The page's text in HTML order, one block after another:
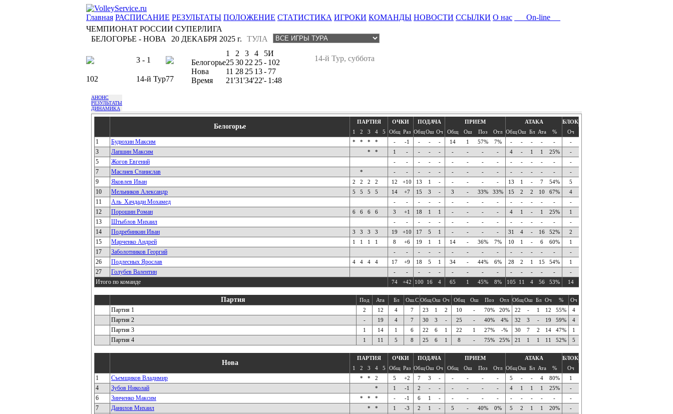
Главная РАСПИСАНИЕ РЕЗУЛЬТАТЫ ПОЛОЖЕНИЕ СТАТИСТИКА ИГРОКИ КОМАНДЫ НОВОСТИ ССЫЛКИ О нас
On-line
ЧЕМПИОНАТ РОССИИ СУПЕРЛИГА
БЕЛОГОРЬЕ - НОВА
ТУЛА
20 ДЕКАБРЯ 2025 г.
3 - 1
102 14-й Тур77
14-й Тур, суббота
1 2 3 4 5И
Белогорье2530 22 25- 102
Нова
11 28 25 13- 77
Время
21'31'34'22'- 1:48
АНОНС
РЕЗУЛЬТАТЫ
ДИНАМИКА
Белогорье
ПАРТИЯ ОЧКИ ПОДАЧА ПРИЕМ АТАКА
БЛОК
1
2 3 4 5 Общ Раз ОбщОш Оч Общ Ош Поз Отл ОбщОш Бл Ата % Оч
1 Будюхин Максим * * * * - -1 - - - 14 1 57% 7% - - - - - -
3 Лапшин Максим * * 1 - - - - - - - - 4 - 1 1 25% -
5 Жогов Евгений - - - - - - - - - - - - - - -
7 Маслиев Станислав * - - - - - - - - - - - - - - -
9 Яковлев Иван 2 2 2 2 12 +10 13 1 - - - - - 13 1 - 7 54% 5
10 Мельников Александр 5 5 5 5 14 +7 15 3 - 3 - 33% 33% 15 2 2 10 67% 4
11 Аль_Хачдади Мохамед - - - - - - - - - - - - - - -
12 Порошин Роман 6 6 6 6 3 +1 18 1 1 - - - - 4 1 - 1 25% 1
13 Штыблов Михаил - - - - - - - - - - - - - - -
14 Подребинкин Иван 3 3 3 3 19 +10 17 5 1 - - - - 31 4 - 16 52% 2
15 Марченко Андрей 1 1 1 1 8 +6 19 1 1 14 - 36% 7% 10 1 - 6 60% 1
17 Заболотников Георгий - - - - - - - - - - - - - - -
26 Подлесных Ярослав 4 4 4 4 17 +9 18 5 1 34 - 44% 6% 28 2 1 15 54% 1
27 Голубев Валентин - - - - - - - - - - - - - - -
Итого по команде 74 +42 100 16 4 65 1 45% 8% 105 11 4 56 53% 14
Партия Под Ата Бл Ош.С ОбщОш Оч Общ Ош Поз Отл ОбщОш Бл Оч % Оч
Партия 1 2 12 4 7 23 1 2 10 - 70% 20% 22 - 1 12 55% 4
Партия 2 - 19 4 7 30 3 - 25 - 40% 4% 32 3 - 19 59% 4
Партия 3 1 14 1 6 22 6 1 22 1 27% -% 30 7 2 14 47% 1
Партия 4 1 11 5 8 25 6 1 8 - 75% 25% 21 1 1 11 52% 5
Нова
ПАРТИЯ ОЧКИ ПОДАЧА ПРИЕМ АТАКА
БЛОК
1
2 3 4 5 Общ Раз ОбщОш Оч Общ Ош Поз Отл ОбщОш Бл Ата % Оч
1 Съемщиков Владимир * * 2 5 +2 7 3 - - - - - 5 - - 4 80% 1
4 Зубов Николай * 1 -1 2 - - - - - - 4 1 1 1 25% -
6 Зинченко Максим * * * - -1 6 1 - - - - - - - - - - -
7 Данилов Михаил * * 1 -3 2 1 - 5 - 40% 0% 5 2 1 1 20% -